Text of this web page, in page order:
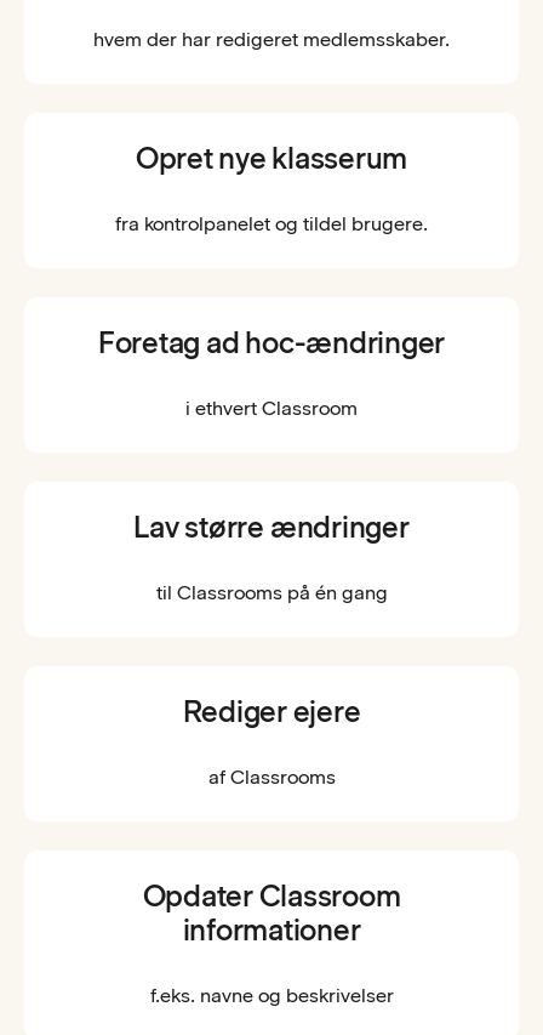
hvem der har redigeret medlemsskaber.
Opret nye klasserum
fra kontrolpanelet og tildel brugere.
Foretag ad hoc-ændringer
i ethvert Classroom
Lav større ændringer
til Classrooms på én gang
Rediger ejere
af Classrooms
Opdater Classroom
informationer
f.eks. navne og beskrivelser